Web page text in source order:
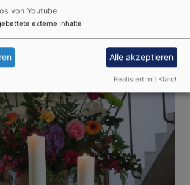
moments
von Youtube
externe Inhalte
Alle akzeptieren
Realisiert mit Klaro!